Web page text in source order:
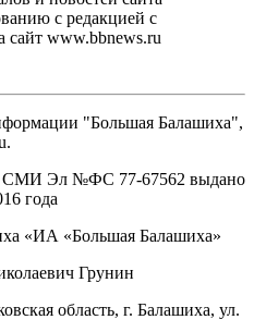
с редакцией с
сайт www.bbnews.ru
"Большая Балашиха",
СМИ Эл №ФС ‎77-67562 выдано
года
«ИА «Большая Балашиха»
Грунин
область, г. Балашиха, ул.